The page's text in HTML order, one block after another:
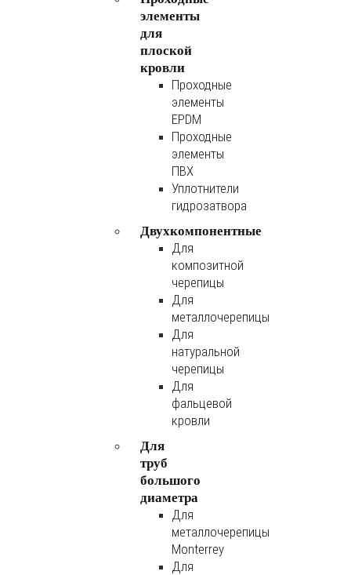
элементы
для
плоской
кровли
Проходные
элементы
EPDM
Проходные
элементы
ПВХ
Уплотнители
гидрозатвора
Двухкомпонентные
Для
композитной
черепицы
Для
металлочерепицы
Для
натуральной
черепицы
Для
фальцевой
кровли
Для
труб
большого
диаметра
Для
металлочерепицы
Monterrey
Для